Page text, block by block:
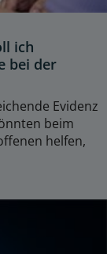
ich
bei der
Evidenz
beim
helfen,